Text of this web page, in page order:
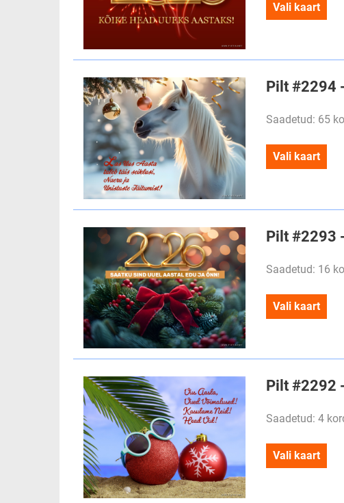
Vali kaart
Pilt #2294
Saadetud: 65
Vali kaart
Pilt #2293
Saadetud: 16
Vali kaart
Pilt #2292
Saadetud: 4
Vali kaart